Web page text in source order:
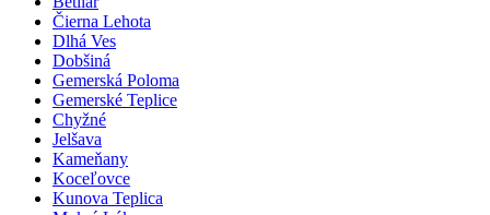
Čierna Lehota
Dlhá Ves
Dobšiná
Gemerská Poloma
Gemerské Teplice
Chyžné
Jelšava
Kameňany
Koceľovce
Kunova Teplica